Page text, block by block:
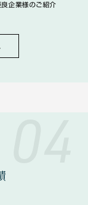
企業様のご紹介